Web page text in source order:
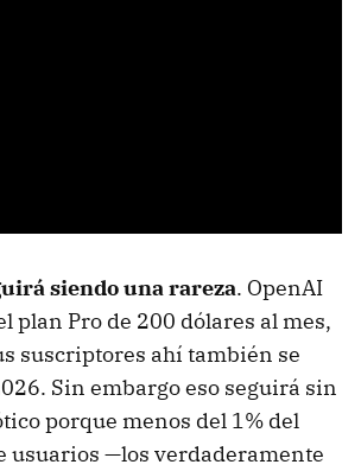
siendo una rareza. OpenAI
plan Pro de 200 dólares al mes,
suscriptores ahí también se
Sin embargo eso seguirá sin
porque menos del 1% del
usuarios —los verdaderamente